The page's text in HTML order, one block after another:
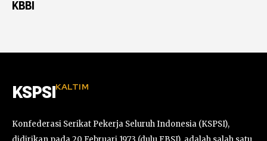
KBBI
KSPSI KALTIM
Konfederasi Serikat Pekerja Seluruh Indonesia (KSPSI),